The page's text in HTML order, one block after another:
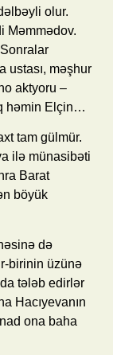
olur.
Məmmədov.
ustası, məşhur
aktyoru –
həmin Elçin…
tam gülmür.
ilə münasibəti
Barat
böyük
də
birinin üzünə
tələb edirlər
Hacıyevanın
ona baha